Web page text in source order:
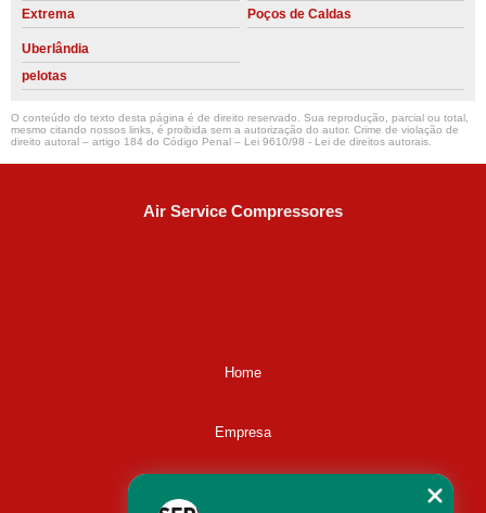
Extrema
Poços de Caldas
Uberlândia
pelotas
O conteúdo do texto desta página é de direito reservado. Sua reprodução, parcial ou total,
mesmo citando nossos links, é proibida sem a autorização do autor. Crime de violação de
direito autoral – artigo 184 do Código Penal – Lei 9610/98 - Lei de direitos autorais.
Air Service Compressores
Home
Empresa